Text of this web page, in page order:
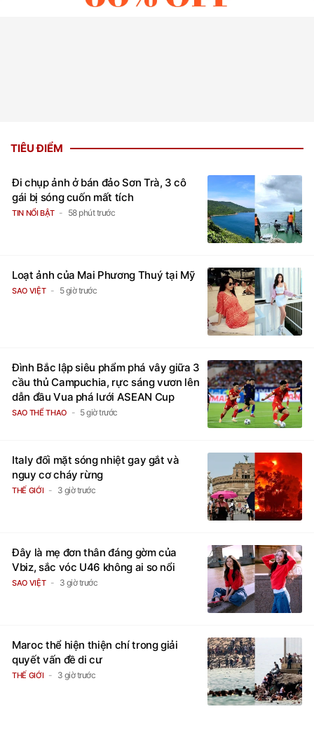
TIÊU ĐIỂM
Đi chụp ảnh ở bán đảo Sơn Trà, 3 cô
gái bị sóng cuốn mất tích
TIN NỔI BẬT 58 phút trước
Loạt ảnh của Mai Phương Thuý tại Mỹ
SAO VIỆT 5 giờ trước
Đình Bắc lập siêu phẩm phá vây giữa 3
cầu thủ Campuchia, rực sáng vươn lên
dẫn đầu Vua phá lưới ASEAN Cup
SAO THỂ THAO 5 giờ trước
Italy đối mặt sóng nhiệt gay gắt và
nguy cơ cháy rừng
THẾ GIỚI 3 giờ trước
Đây là mẹ đơn thân đáng gờm của
Vbiz, sắc vóc U46 không ai so nổi
SAO VIỆT 3 giờ trước
Maroc thể hiện thiện chí trong giải
quyết vấn đề di cư
THẾ GIỚI 3 giờ trước